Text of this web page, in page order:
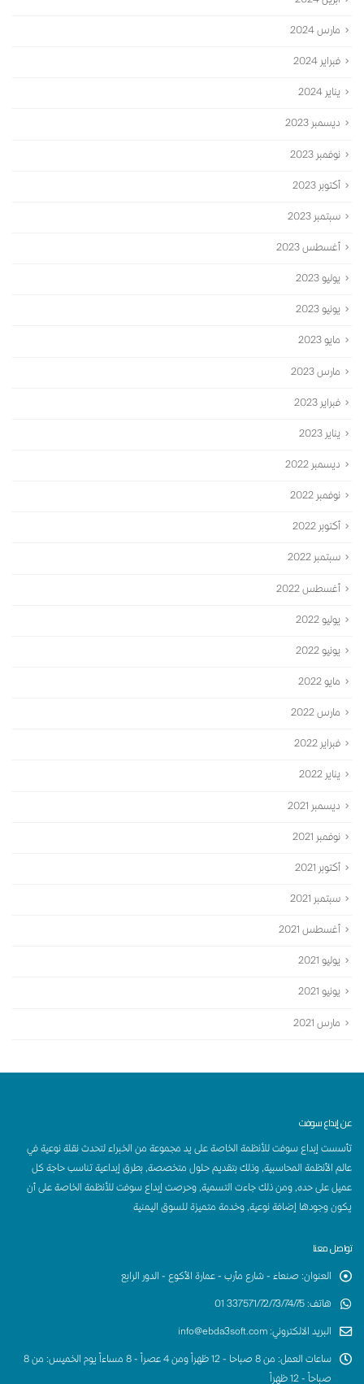
مارس 2024
فبراير 2024
يناير 2024
ديسمبر 2023
نوفمبر 2023
أكتوبر 2023
سبتمبر 2023
أغسطس 2023
يوليو 2023
يونيو 2023
مايو 2023
مارس 2023
فبراير 2023
يناير 2023
ديسمبر 2022
نوفمبر 2022
أكتوبر 2022
سبتمبر 2022
أغسطس 2022
يوليو 2022
يونيو 2022
مايو 2022
مارس 2022
فبراير 2022
يناير 2022
ديسمبر 2021
نوفمبر 2021
أكتوبر 2021
سبتمبر 2021
أغسطس 2021
يوليو 2021
يونيو 2021
مارس 2021
عن إبداع سوفت
تأسست إبداع سوفت للأنظمة الخاصة على يد مجموعة من الخبراء لتحدث نقلة نوعية في
عالم الأنظمة المحاسبية, وذلك بتقديم حلول متخصصة, بطرق إبداعية تناسب حاجة كل
عميل على حده, ومن ذلك جاءت التسمية, وحرصت إبداع سوفت للأنظمة الخاصة على أن
يكون وجودها إضافة نوعية, وخدمة متميزة للسوق اليمنية
تواصل معنا
العنوان: صنعاء - شارع مأرب - عمارة الأكوع - الدور الرابع
هاتف:
337571/72/73/74/75 01
البريد الالكتروني:
info@ebda3soft.com
ساعات العمل:
من 8 صباحا - 12 ظهراً ومن 4 عصراً - 8 مساءاً يوم الخميس: من 8
صباحاً - 12 ظهراً